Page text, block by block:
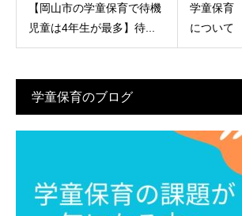
【岡山市の学童保育で待機
児童は4年生が最多】待...
学童保育
について
学童保育のブログ